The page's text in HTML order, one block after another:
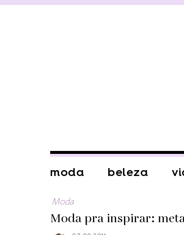
moda beleza
Moda
Moda pra inspirar: